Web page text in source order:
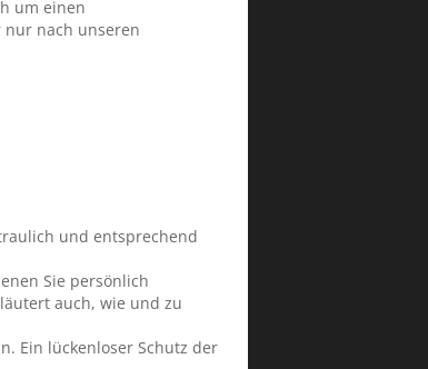
um einen
nur nach unseren
und entsprechend
Sie persönlich
auch, wie und zu
Ein lückenloser Schutz der